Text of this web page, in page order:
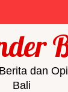
dan
Bali